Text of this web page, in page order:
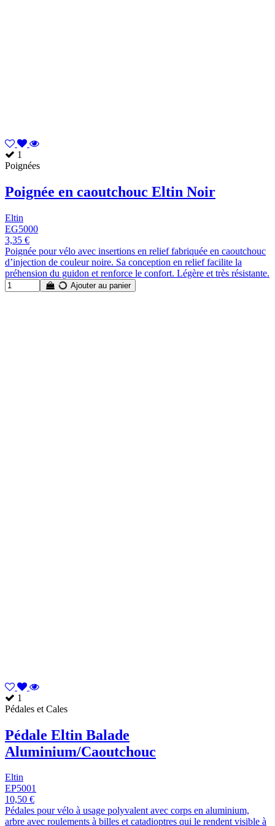
1
Poignées
Poignée en caoutchouc Eltin Noir
Eltin
EG5000
3,35 €
Poignée pour vélo avec insertions en relief fabriquée en caoutchouc
d’injection de couleur noire. Sa conception en relief facilite la
préhension du guidon et renforce le confort. Légère et très résistante.
Ajouter au panier
1
Pédales et Cales
Pédale Eltin Balade
Aluminium/Caoutchouc
Eltin
EP5001
10,50 €
Pédales pour vélo à usage polyvalent avec corps en aluminium,
arbre avec roulements à billes et catadioptres qui le rendent visible à